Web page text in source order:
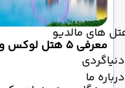
های مالدیو
دنیاگردی
درباره ما
معرفی ۵ هتل لوکس و لاکچری سنگاپور